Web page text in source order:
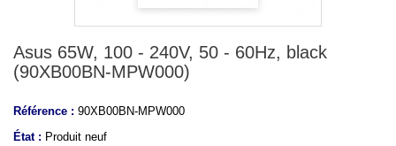
Asus 65W, 100 - 240V, 50 - 60Hz, black
(90XB00BN-MPW000)
Référence : 90XB00BN-MPW000
État : Produit neuf